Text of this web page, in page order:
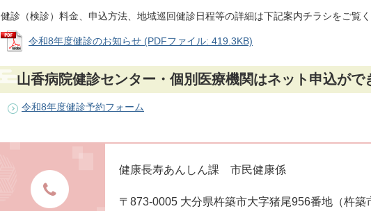
健診（検診）料金、申込方法、地域巡回健診日程等の詳細は下記案内チラシをご覧く
令和8年度健診のお知らせ (PDFファイル: 419.3KB)
山香病院健診センター・個別医療機関はネット申込がで
令和8年度健診予約フォーム
健康長寿あんしん課 市民健康係
〒873-0005 大分県杵築市大字猪尾956番地（杵築